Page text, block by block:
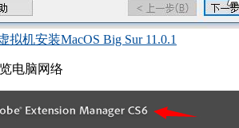
拟机安装MacOS Big Sur 11.0.1
电脑网络